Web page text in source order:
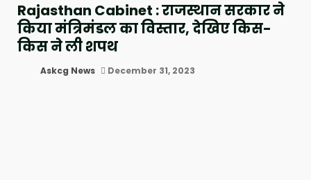
Rajasthan Cabinet : राजस्थान सरकार ने
किया मंत्रिमंडल का विस्तार, देखिए किस-
किस ने ली शपथ
Askcg News December 31, 2023